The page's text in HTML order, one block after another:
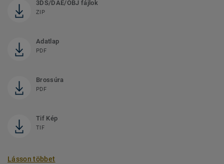
3DS/DAE/OBJ fájlok
ZIP
Adatlap
PDF
Brossúra
PDF
Tif Kép
TIF
Lásson többet